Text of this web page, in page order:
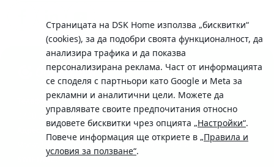
Страницата на DSK Home използва „бисквитки“
(cookies), за да подобри своята функционалност, да
анализира трафика и да показва
персонализирана реклама. Част от информацията
се споделя с партньори като Google и Meta за
рекламни и аналитични цели. Можете да
управлявате своите предпочитания относно
видовете бисквитки чрез опцията „Настройки“.
Повече информация ще откриете в „Правила и
условия за ползване“.
Телефон:
0700 10 375 / *2375
Московска No.19 / ул. Г. Бенковски No. 5, София 1036
SWIFT/BIC: